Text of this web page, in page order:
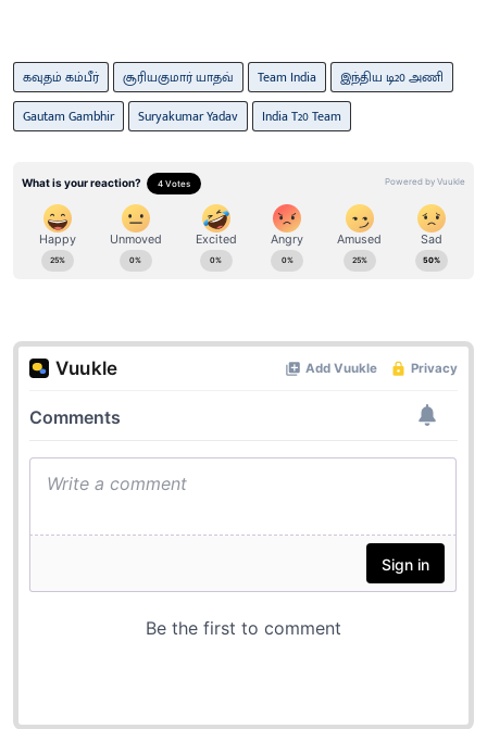
கவுதம் கம்பீர் சூரியகுமார் யாதவ் Team India
இந்திய டி20 அணி
Gautam Gambhir
Suryakumar Yadav India T20 Team